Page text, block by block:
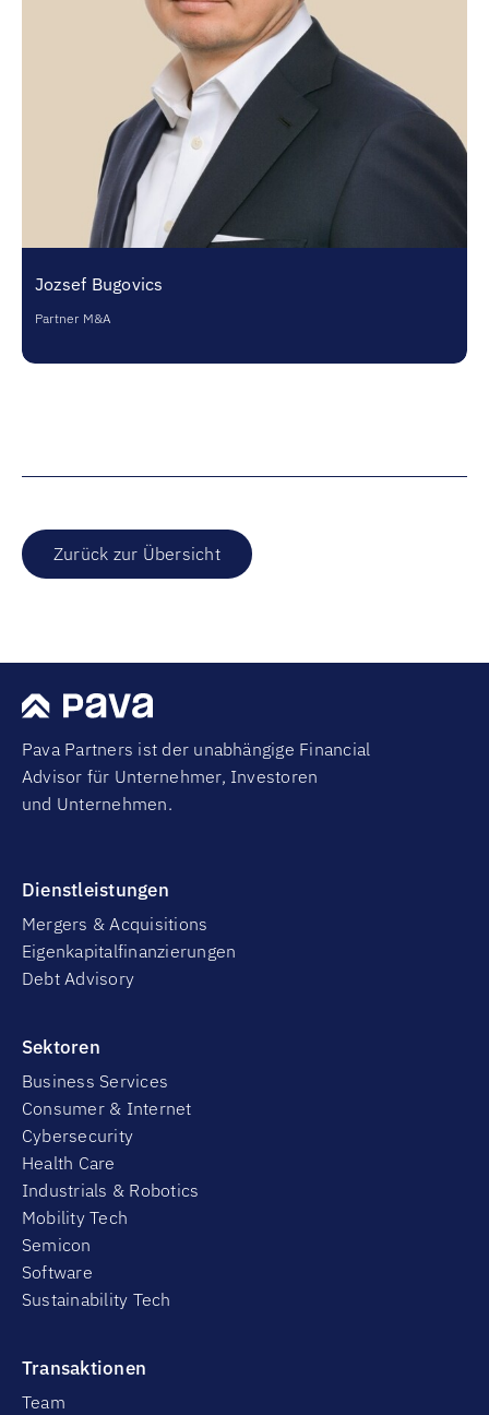
Jozsef Bugovics
Partner M&A
Zurück zur Übersicht
Pava Partners ist der unabhängige Financial
Advisor für Unternehmer, Investoren
und Unternehmen.
Dienstleistungen
Mergers & Acquisitions
Eigenkapitalfinanzierungen
Debt Advisory
Sektoren
Business Services
Consumer & Internet
Cybersecurity
Health Care
Industrials & Robotics
Mobility Tech
Semicon
Software
Sustainability Tech
Transaktionen
Team